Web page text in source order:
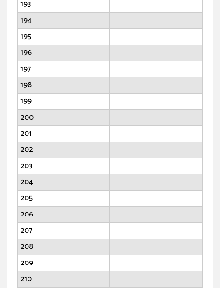
193
194
195
196
197
198
199
200
201
202
203
204
205
206
207
208
209
210